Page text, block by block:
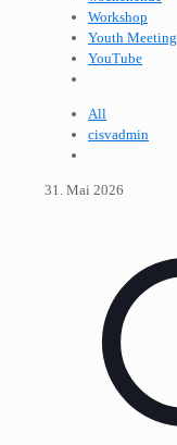
Workshop
Youth Meeting
YouTube
All
cisvadmin
31. Mai 2026